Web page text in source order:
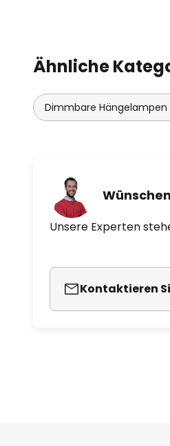
Ähnliche
Dimmbare
Unsere Experten
Kontaktieren